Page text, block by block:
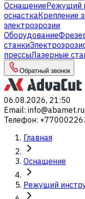
ОснащениеРежущий
оснасткаКрепление
электроэрозии
Оборудование
станки
прессыЛазерные
Обратный звонок
06.08.2026, 21:50
Email: info@abamet.ru
Телефон:
Главная
Оснащение
Режущий